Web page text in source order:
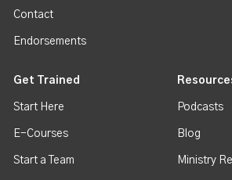
Contact
Endorsements
Get Trained
Start Here
E-Courses
Start a Team
Podcasts
Blog
Ministry